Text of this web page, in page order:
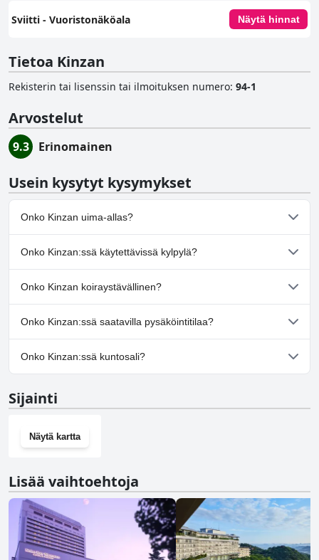
Sviitti - Vuoristonäköala Näytä hinnat
Tietoa Kinzan
Rekisterin tai lisenssin tai ilmoituksen numero: 94-1
Arvostelut
9.3 Erinomainen
Usein kysytyt kysymykset
Onko Kinzan uima-allas?
Ei, Kinzan ei ole uima-allasta.
Onko Kinzan:ssä käytettävissä kylpylä?
Ei, Kinzan ei tarjoa kylpylää.
Onko Kinzan koiraystävällinen?
Ei, Kinzan ei salli koiria.
Onko Kinzan:ssä saatavilla pysäköintitilaa?
Kyllä, Kinzan tarjoaa pysäköintimahdollisuuden.
Onko Kinzan:ssä kuntosali?
Sijainti
Näytä kartta
Lisää vaihtoehtoja